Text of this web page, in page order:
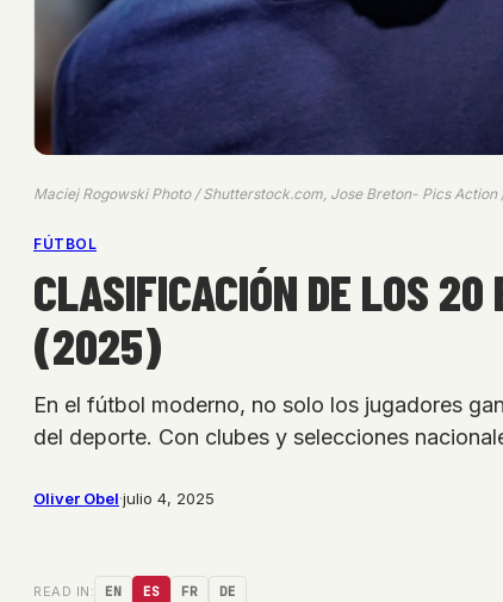
Maciej Rogowski Photo / Shutterstock.com, Jose Breton- Pics
FÚTBOL
CLASIFICACIÓN DE LOS 20
(2025)
En el fútbol moderno, no solo los jugadores
del deporte. Con clubes y selecciones
Oliver Obel·julio 4, 2025
READ IN: EN ES FR DE